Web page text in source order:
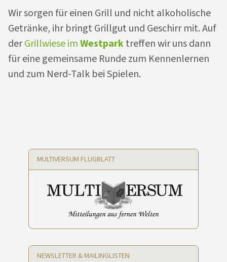
Wir sorgen für einen Grill und nicht alkoholische
Getränke, ihr bringt Grillgut und Geschirr mit. Auf
derGrillwiese imWestparktreffen wir uns dann
für eine gemeinsame Runde zum Kennenlernen
und zum Nerd-Talk bei Spielen.
MULTIVERSUM FLUGBLATT
NEWSLETTER & MAILINGLISTEN